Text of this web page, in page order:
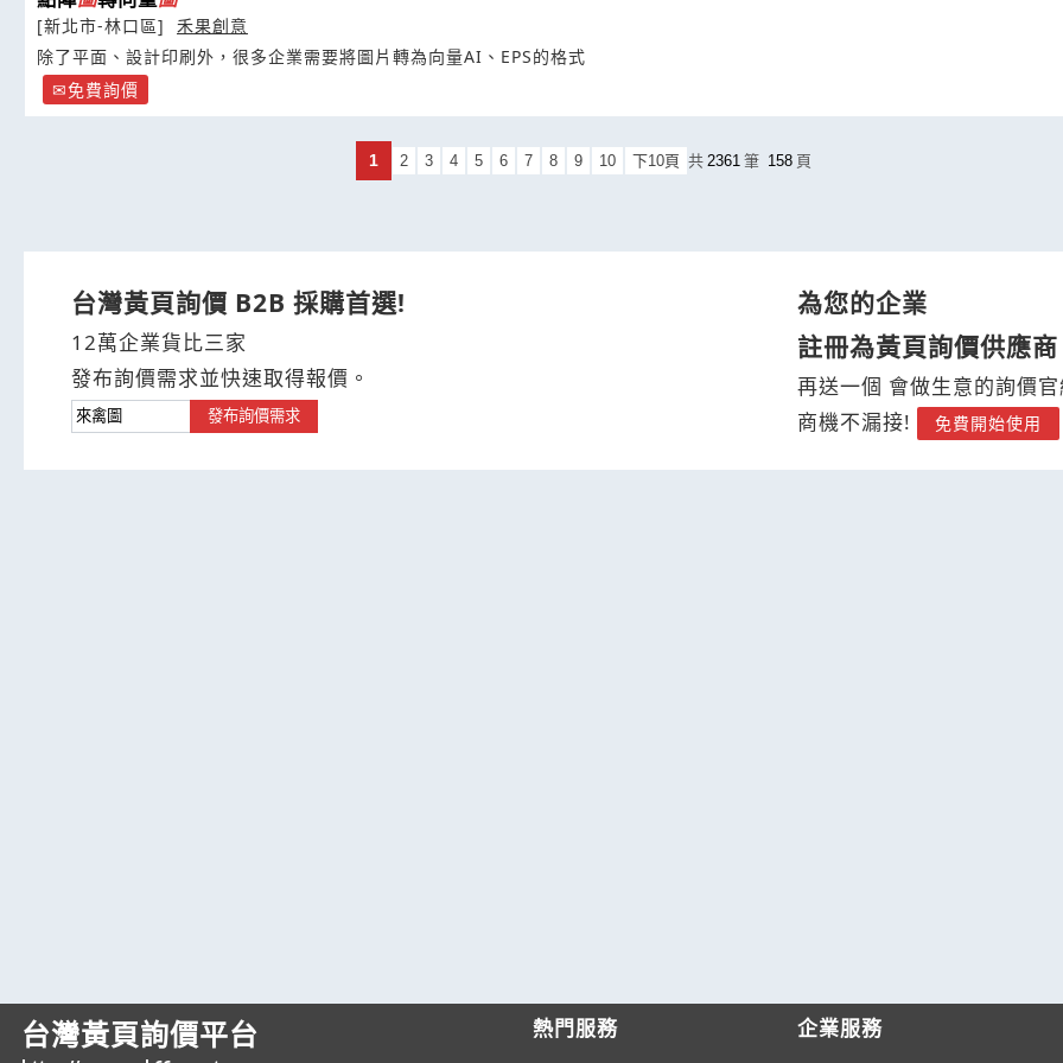
[新北市-林口區]
禾果創意
除了平面、設計印刷外，很多企業需要將圖片轉為向量AI、EPS的格式
免費詢價
1 2 3 4 5 6 7 8 9 10 下10頁 共 2361 筆 158 頁
台灣黃頁詢價 B2B 採購首選!
12萬企業貨比三家
發布詢價需求並快速取得報價。
發布詢價需求
為您的企業
註冊為黃頁詢價供應商
再送一個 會做生意的詢價
商機不漏接!
免費開始使用
台灣黃頁詢價平台 熱門服務 企業服務